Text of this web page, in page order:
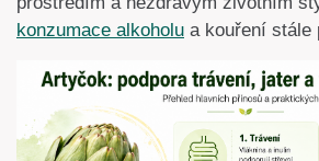
konzumace alkoholu a kouření stále